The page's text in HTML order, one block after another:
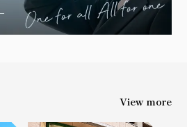
View more